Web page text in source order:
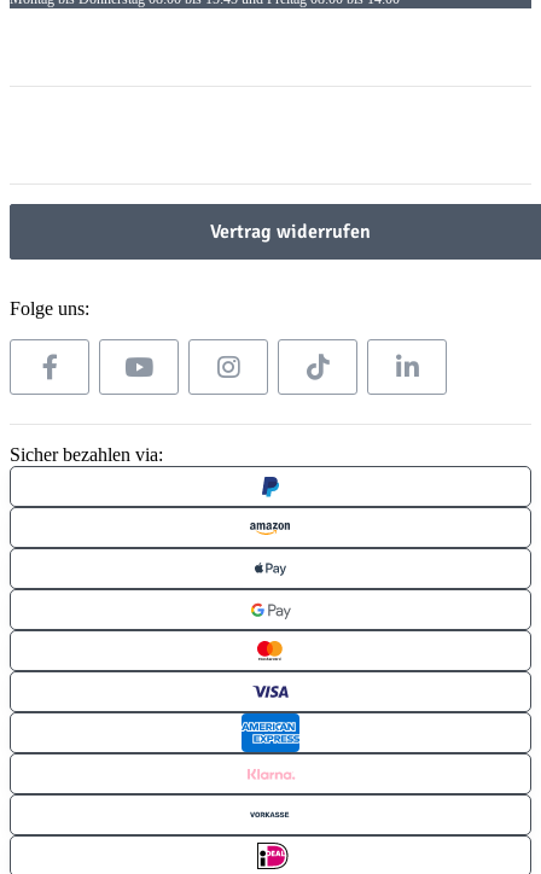
Vertrag widerrufen
Folge uns:
Sicher bezahlen via: